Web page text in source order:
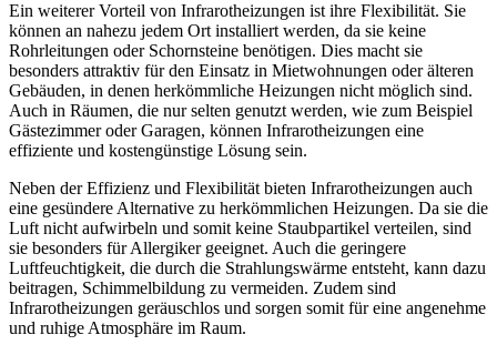
Ein weiterer Vorteil von Infrarotheizungen ist ihre Flexibilität. Sie
können an nahezu jedem Ort installiert werden, da sie keine
Rohrleitungen oder Schornsteine benötigen. Dies macht sie
besonders attraktiv für den Einsatz in Mietwohnungen oder älteren
Gebäuden, in denen herkömmliche Heizungen nicht möglich sind.
Auch in Räumen, die nur selten genutzt werden, wie zum Beispiel
Gästezimmer oder Garagen, können Infrarotheizungen eine
effiziente und kostengünstige Lösung sein.
Neben der Effizienz und Flexibilität bieten Infrarotheizungen auch
eine gesündere Alternative zu herkömmlichen Heizungen. Da sie die
Luft nicht aufwirbeln und somit keine Staubpartikel verteilen, sind
sie besonders für Allergiker geeignet. Auch die geringere
Luftfeuchtigkeit, die durch die Strahlungswärme entsteht, kann dazu
beitragen, Schimmelbildung zu vermeiden. Zudem sind
Infrarotheizungen geräuschlos und sorgen somit für eine angenehme
und ruhige Atmosphäre im Raum.